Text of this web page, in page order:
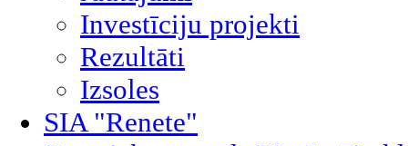
Investīciju projekti
Rezultāti
Izsoles
SIA "Renete"